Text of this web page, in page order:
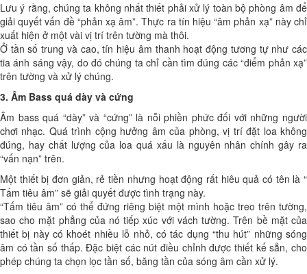
Lưu ý rằng, chúng ta không nhất thiết phải xử lý toàn bộ phòng âm để
giải quyết vấn đề “phản xạ âm”. Thực ra tín hiệu “âm phản xạ” này chỉ
xuất hiện ở một vài vị trí trên tường mà thôi.
Ở tần số trung và cao, tín hiệu âm thanh hoạt động tương tự như các
tia ánh sáng vậy, do đó chúng ta chỉ cần tìm đúng các “điểm phản xạ”
trên tường và xử lý chúng.
3. Âm Bass quá dày và cứng
Âm bass quá “dày” và “cứng” là nỗi phiền phức đối với những người
chơi nhạc. Quá trình cộng hưởng âm của phòng, vị trí đặt loa không
đúng, hay chất lượng của loa quá xấu là nguyên nhân chính gây ra
“vấn nạn” trên.
Một thiết bị đơn giản, rẻ tiền nhưng hoạt động rất hiêu quả có tên là “
Tấm tiêu âm” sẽ giải quyết được tình trạng này.
“Tấm tiêu âm” có thể đứng riêng biệt một mình hoặc treo trên tường,
sao cho mặt phẳng của nó tiếp xúc với vách tường. Trên bề mặt của
thiết bị này có khoét nhiều lỗ nhỏ, có tác dụng “thu hút” những sóng
âm có tần số thấp. Đặc biệt các nút điều chỉnh được thiết kế sẳn, cho
phép chúng ta chọn lọc tần số, băng tần của sóng âm cần xử lý.